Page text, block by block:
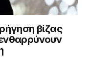
βίζας